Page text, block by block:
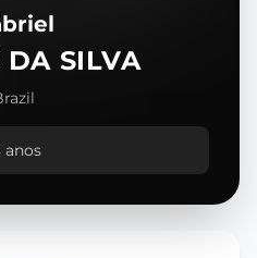
DA SILVA
anos